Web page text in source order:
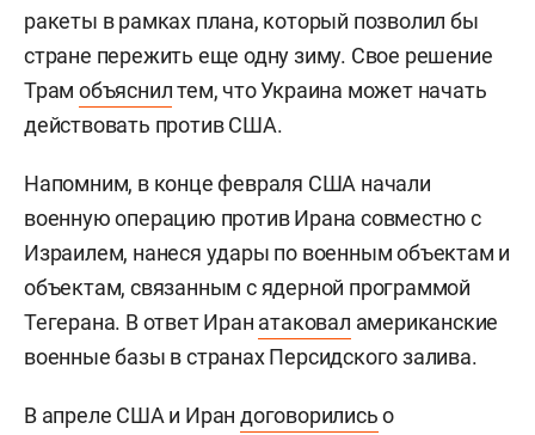
ракеты в рамках плана, который позволил бы
стране пережить еще одну зиму. Свое решение
Трам объяснилтем, что Украина может начать
действовать против США.
Напомним, в конце февраля США начали
военную операцию против Ирана совместно с
Израилем, нанеся удары по военным объектам и
объектам, связанным с ядерной программой
Тегерана. В ответ Иран атаковал американские
военные базы в странах Персидского залива.
В апреле США и Ирандоговорилисьо